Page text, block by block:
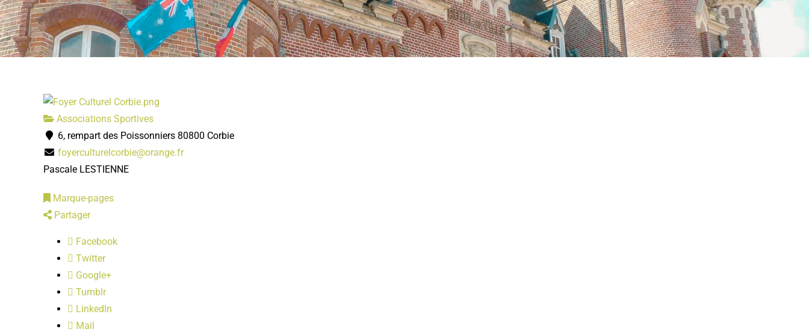
Associations Sportives
6, rempart des Poissonniers 80800 Corbie
foyerculturelcorbie@orange.fr
Pascale LESTIENNE
Marque-pages
Partager
Facebook
Twitter
Google+
Tumblr
LinkedIn
Mail